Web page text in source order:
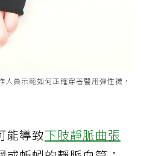
員示範如何正確穿著醫用彈性襪，
能導致下肢靜脈曲張